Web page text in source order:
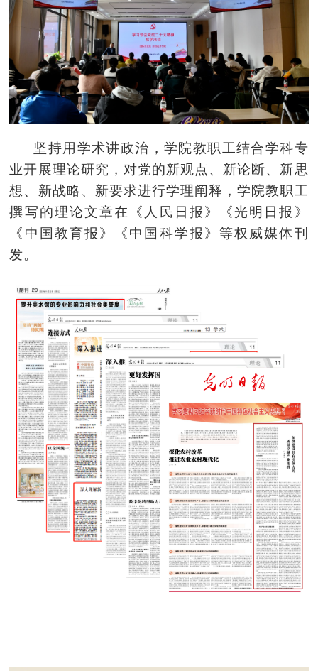
坚持用学术讲政治，学院教职工结合学科专
业开展理论研究，对党的新观点、新论断、新思
想、新战略、新要求进行学理阐释，学院教职工
撰写的理论文章在《人民日报》《光明日报》
《中国教育报》《中国科学报》等权威媒体刊
发。